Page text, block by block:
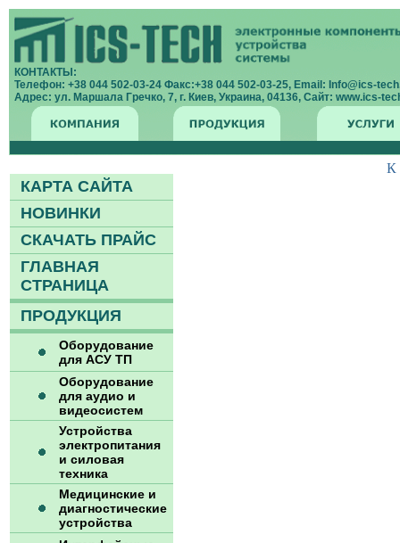
КОНТАКТЫ:
Телефон: +38 044 502-03-24 Факс:+38 044 502-03-25, Email: Info@ics-
Адрес: ул. Маршала Гречко, 7, г. Киев, Украина, 04136, Сайт: www.ics-
КАРТА САЙТА
НОВИНКИ
СКАЧАТЬ ПРАЙС
ГЛАВНАЯ
СТРАНИЦА
ПРОДУКЦИЯ
Оборудование
для АСУ ТП
Оборудование
для аудио и
видеосистем
Устройства
электропитания
и силовая
техника
Медицинские и
диагностические
устройства
К